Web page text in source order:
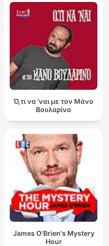
Ό,τι να 'ναι με τον Μάνο
Βουλαρίνο
James O'Brien's Mystery
Hour